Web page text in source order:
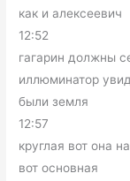
как и алексеевич
12:52
гагарин должны
иллюминатор
были земля
12:57
круглая вот она
вот основная